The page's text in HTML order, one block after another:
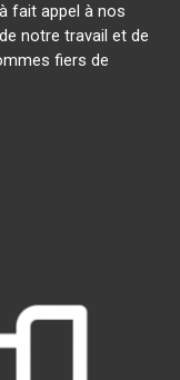
fait appel à nos
notre travail et de
fiers de